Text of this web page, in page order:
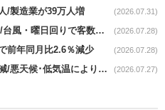
/製造業が39万人増 (2026.07.31)
6月外食統計｜全店売上高3.3％増/台風・曜日回りで客数失速も単価上昇が下支え (2026.07.28)
前年同月比2.6％減少 (2026.07.28)
6月SC統計｜既存SC売上高1.6％減/悪天候･低気温により夏物不振 (2026.07.27)